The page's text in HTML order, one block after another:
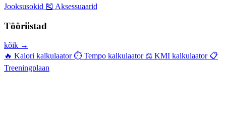
Jooksusokid 🎽 Aksessuaarid
Tööriistad
kõik →
🔥 Kalori kalkulaator ⏱️ Tempo kalkulaator ⚖️ KMI kalkulaator 📋
Treeningplaan